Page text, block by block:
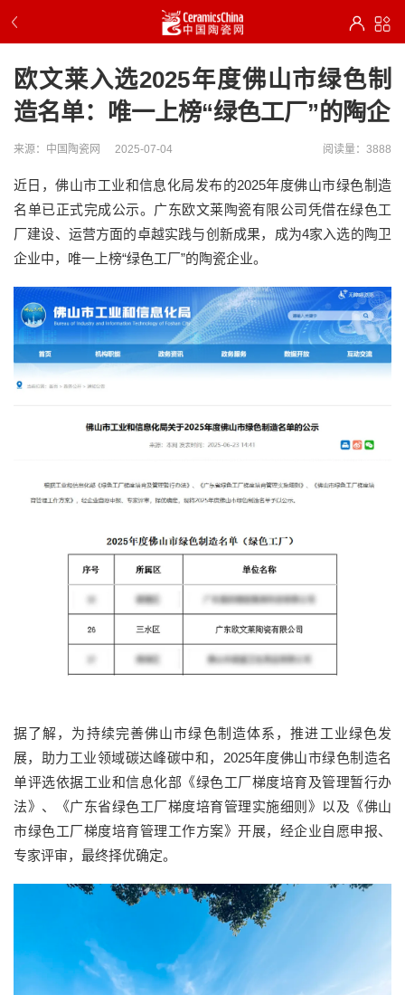
欧文莱入选2025年度佛山市绿色制
造名单：唯一上榜“绿色工厂”的陶企
来源：中国陶瓷网 2025-07-04 阅读量：3888
近日，佛山市工业和信息化局发布的2025年度佛山市绿色制造
名单已正式完成公示。 广东欧文莱陶瓷有限公司凭借在绿色工
厂建设、运营方面的卓越实践与创新成果， 成为4家入选的陶卫
企业中，唯一 上榜“绿色工厂”的陶瓷企业。
据了解， 为持续完善佛山市绿色制造体系，推进工业绿色发
展，助力工业领域碳达峰碳中和， 2025年度佛山市绿色制造名
单评选依据工业和信息化部《绿色工厂梯度培育及管理暂行办
法》、《广东省绿色工厂梯度培育管理实施细则》以及《佛山
市绿色工厂梯度培育管理工作方案》开展， 经企业自愿申报、
专家评审，最终择优确定。